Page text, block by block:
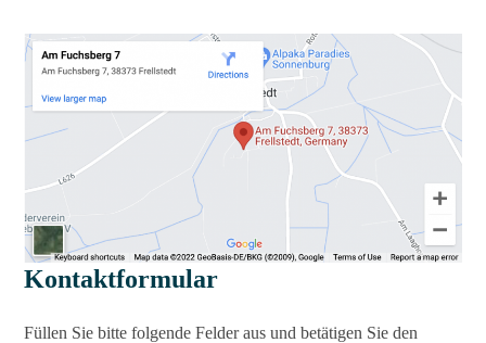
Kontaktformular
Füllen Sie bitte folgende Felder aus und betätigen Sie den